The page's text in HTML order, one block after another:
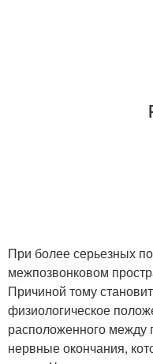
При более серьезных
межпозвонковом
Причиной тому
физиологическое
расположенного между
нервные окончания,